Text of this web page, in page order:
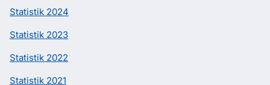
Statistik 2024
Statistik 2023
Statistik 2022
Statistik 2021